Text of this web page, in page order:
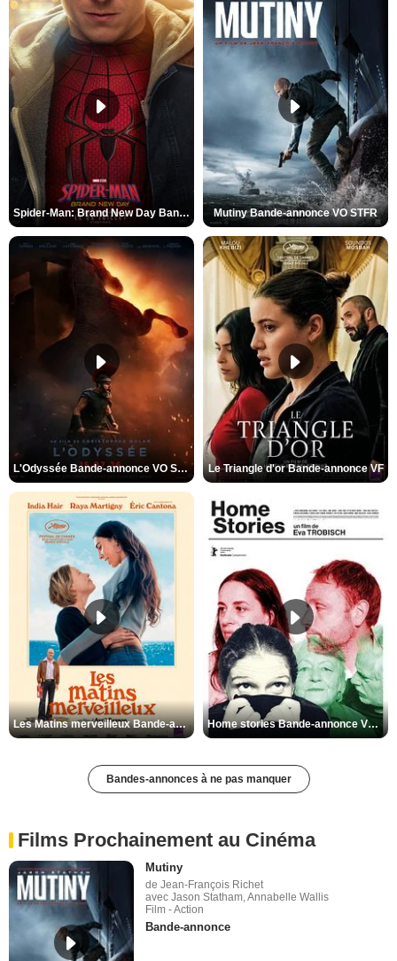
Spider-Man: Brand New Day Bande-annonce VO STFR Mutiny Bande-annonce VO STFR
L'Odyssée Bande-annonce VO STFR Le Triangle d'or Bande-annonce VF
Les Matins merveilleux Bande-annonce VF Home stories Bande-annonce VO STFR
Bandes-annonces à ne pas manquer
Films Prochainement au Cinéma
Mutiny
de Jean-François Richet
avec Jason Statham, Annabelle Wallis
Film - Action
Bande-annonce